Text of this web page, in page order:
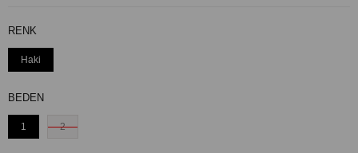
RENK
Haki
BEDEN
1 2